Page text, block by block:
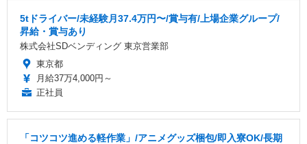
5tドライバー/未経験月37.4万円〜/賞与有/上場企業グループ/
昇給・賞与あり
株式会社SDベンディング 東京営業部
東京都
月給37万4,000円～
正社員
「コツコツ進める軽作業」/アニメグッズ梱包/即入寮OK/長期